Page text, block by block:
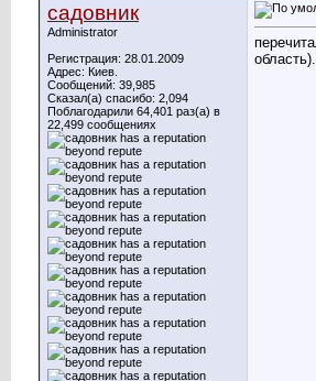
садовник
Administrator
Регистрация: 28.01.2009
Адрес: Киев.
Сообщений: 39,985
Сказал(а) спасибо: 2,094
Поблагодарили 64,401 раз(а) в
22,499 сообщениях